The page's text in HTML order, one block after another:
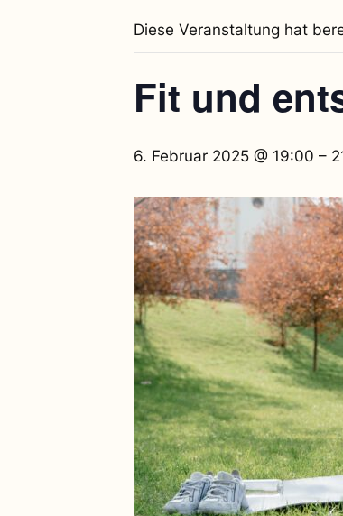
Diese Veranstaltung hat
Fit und
6. Februar 2025 @ 19:00 –